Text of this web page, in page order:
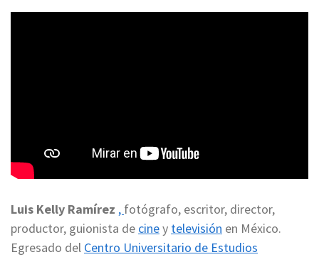
Luis Kelly Ramírez , fotógrafo, escritor, director,
productor, guionista de ciney televisión en México.
Egresado del Centro Universitario de Estudios